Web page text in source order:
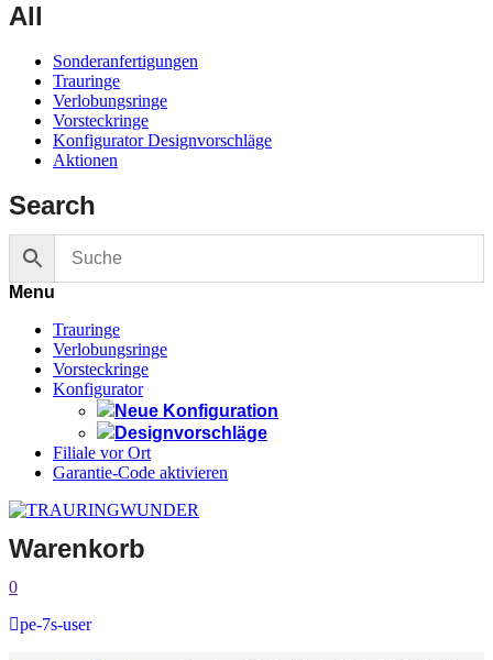
All
Sonderanfertigungen
Trauringe
Verlobungsringe
Vorsteckringe
Konfigurator Designvorschläge
Aktionen
Search
Menu
Trauringe
Verlobungsringe
Vorsteckringe
Konfigurator
Neue Konfiguration
Designvorschläge
Filiale vor Ort
Garantie-Code aktivieren
Warenkorb
0
pe-7s-user